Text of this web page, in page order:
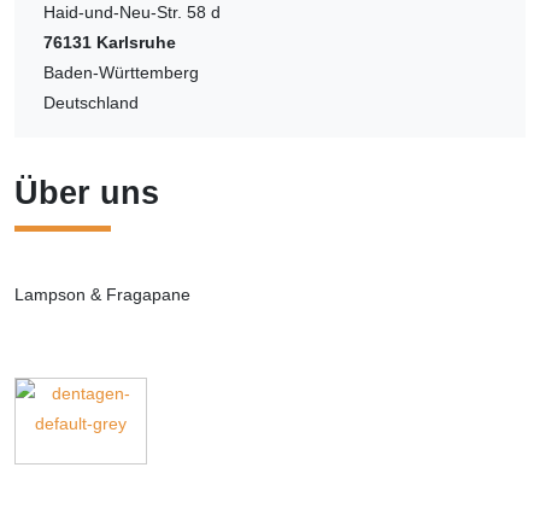
Haid-und-Neu-Str. 58 d
76131 Karlsruhe
Baden-Württemberg
Deutschland
Über uns
Lampson & Fragapane